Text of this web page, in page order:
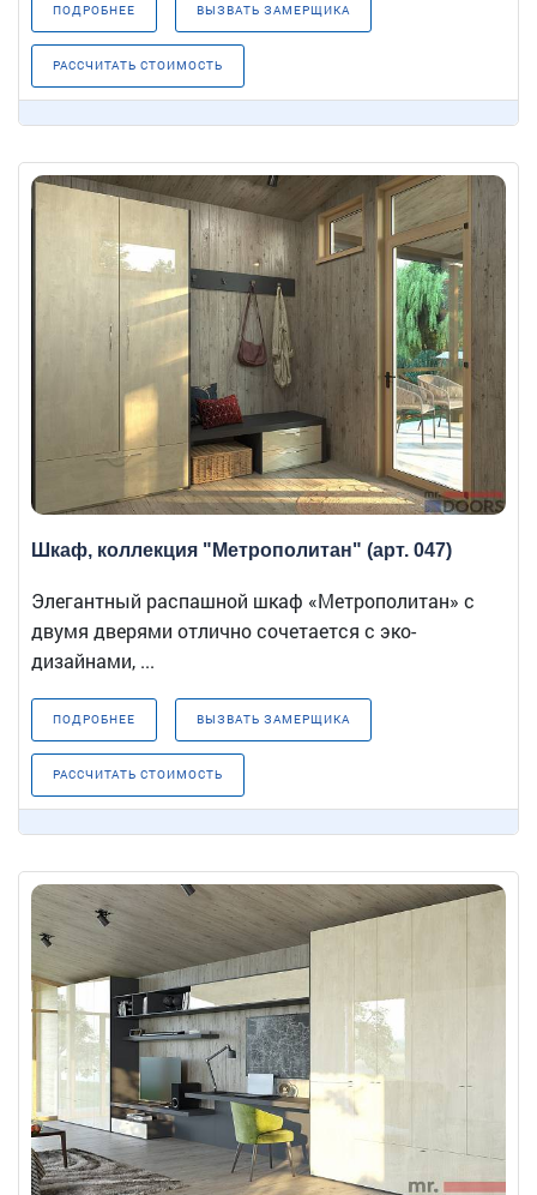
ПОДРОБНЕЕ ВЫЗВАТЬ ЗАМЕРЩИКА
РАССЧИТАТЬ СТОИМОСТЬ
Шкаф, коллекция "Метрополитан" (арт. 047)
Элегантный распашной шкаф «Метрополитан» с
двумя дверями отлично сочетается с эко-
дизайнами, ...
ПОДРОБНЕЕ ВЫЗВАТЬ ЗАМЕРЩИКА
РАССЧИТАТЬ СТОИМОСТЬ